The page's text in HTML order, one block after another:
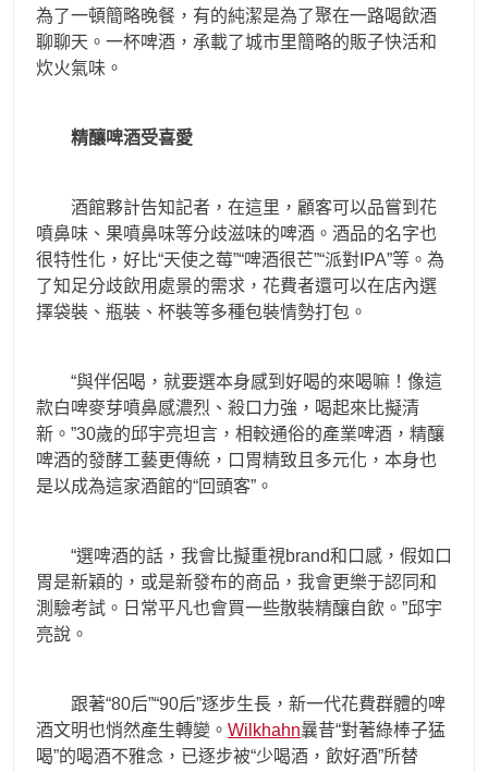
為了一頓簡略晚餐，有的純潔是為了聚在一路喝飲酒
聊聊天。一杯啤酒，承載了城市里簡略的販子快活和
炊火氣味。
精釀啤酒受喜愛
酒館夥計告知記者，在這里，顧客可以品嘗到花
噴鼻味、果噴鼻味等分歧滋味的啤酒。酒品的名字也
很特性化，好比“天使之莓”“啤酒很芒”“派對IPA”等。為
了知足分歧飲用處景的需求，花費者還可以在店內選
擇袋裝、瓶裝、杯裝等多種包裝情勢打包。
“與伴侶喝，就要選本身感到好喝的來喝嘛！像這
款白啤麥芽噴鼻感濃烈、殺口力強，喝起來比擬清
新。”30歲的邱宇亮坦言，相較通俗的產業啤酒，精釀
啤酒的發酵工藝更傳統，口胃精致且多元化，本身也
是以成為這家酒館的“回頭客”。
“選啤酒的話，我會比擬重視brand和口感，假如口
胃是新穎的，或是新發布的商品，我會更樂于認同和
測驗考試。日常平凡也會買一些散裝精釀自飲。”邱宇
亮說。
跟著“80后”“90后”逐步生長，新一代花費群體的啤
酒文明也悄然產生轉變。 Wilkhahn曩昔“對著綠棒子猛
喝”的喝酒不雅念，已逐步被“少喝酒，飲好酒”所替